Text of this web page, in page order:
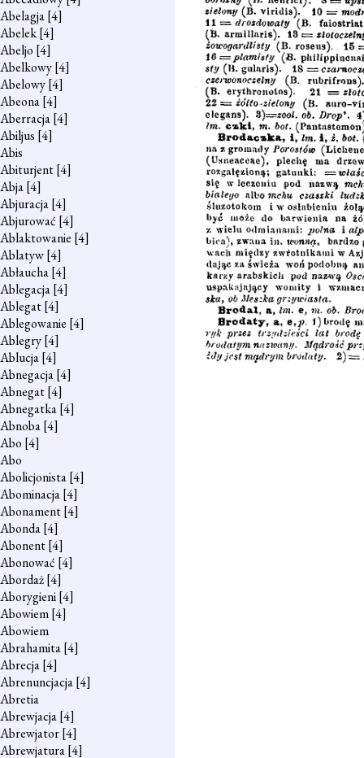
Abelagja[4]
Abelek[4]
Abeljo [4]
Abelkowy[4]
Abelowy[4]
Abeona[4]
Aberracja[4]
Abiljus [4]
Abis
Abiturjent[4]
Abja[4]
Abjuracja[4]
Abjurować [4]
Ablaktowanie [4]
Ablatyw[4]
Abłaucha[4]
Ablegacja[4]
Ablegat[4]
Ablegowanie [4]
Ablegry[4]
Ablucja[4]
Abnegacja[4]
Abnegat[4]
Abnegatka[4]
Abnoba[4]
Abo [4]
Abo
Abolicjonista[4]
Abominacja[4]
Abonament[4]
Abonda[4]
Abonent[4]
Abonować [4]
Abordaż[4]
Aborygieni[4]
Abowiem[4]
Abowiem
Abrahamita[4]
Abrecja[4]
Abrenuncjacja[4]
Abretia
Abrewjacja[4]
Abrewjator[4]
Abrewjatura[4]